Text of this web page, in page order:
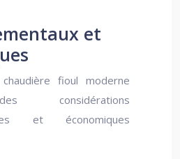
et
fioul moderne
considérations
et économiques